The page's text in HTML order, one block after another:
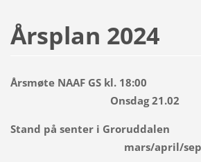
Årsplan 2024
Årsmøte NAAF
Onsdag 21.02
Stand på senter i
mars/april/sept/